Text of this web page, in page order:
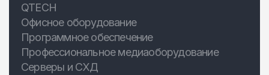
QTECH
Офисное оборудование
Программное обеспечение
Профессиональное медиаоборудование
Серверы и СХД